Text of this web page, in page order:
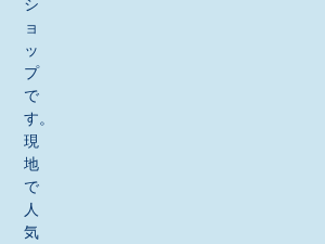
シ
ョ
ッ
プ
で
す。
現
地
で
人
気